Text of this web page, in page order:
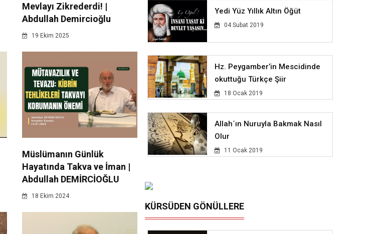
Mevlayı Zikrederdi! |
Abdullah Demircioğlu
19 Ekim 2025
Müslümanın Günlük
Hayatında Takva ve İman |
Abdullah DEMİRCİOĞLU
18 Ekim 2024
Yedi Yüz Yıllık Altın Öğüt
04 Subat 2019
Hz. Peygamber’in Mescidinde
okuttuğu Türkçe Şiir
18 Ocak 2019
Allah´ın Nuruyla Bakmak Nasıl
Olur
11 Ocak 2019
KÜRSÜDEN GÖNÜLLERE